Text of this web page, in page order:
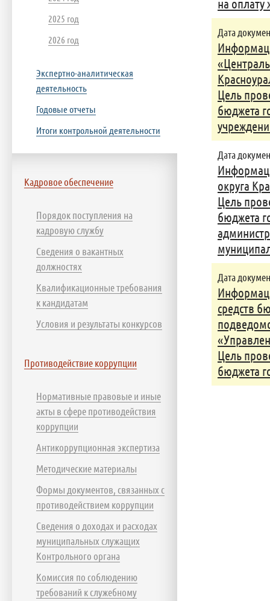
на
Дата
Цель
бюджета
Дата
округа
Цель
бюджета
Дата
средств
Цель
бюджета
2025 год
2026 год
Экспертно-аналитическая
деятельность
Годовые отчеты
Итоги контрольной деятельности
Кадровое обеспечение
Порядок поступления на
кадровую службу
Сведения о вакантных
должностях
Квалификационные требования
к кандидатам
Условия и результаты конкурсов
Противодействие коррупции
Нормативные правовые и иные
акты в сфере противодействия
коррупции
Антикоррупционная экспертиза
Методические материалы
Формы документов, связанных с
противодействием коррупции
Сведения о доходах и расходах
муниципальных служащих
Контрольного органа
Комиссия по соблюдению
требований к служебному